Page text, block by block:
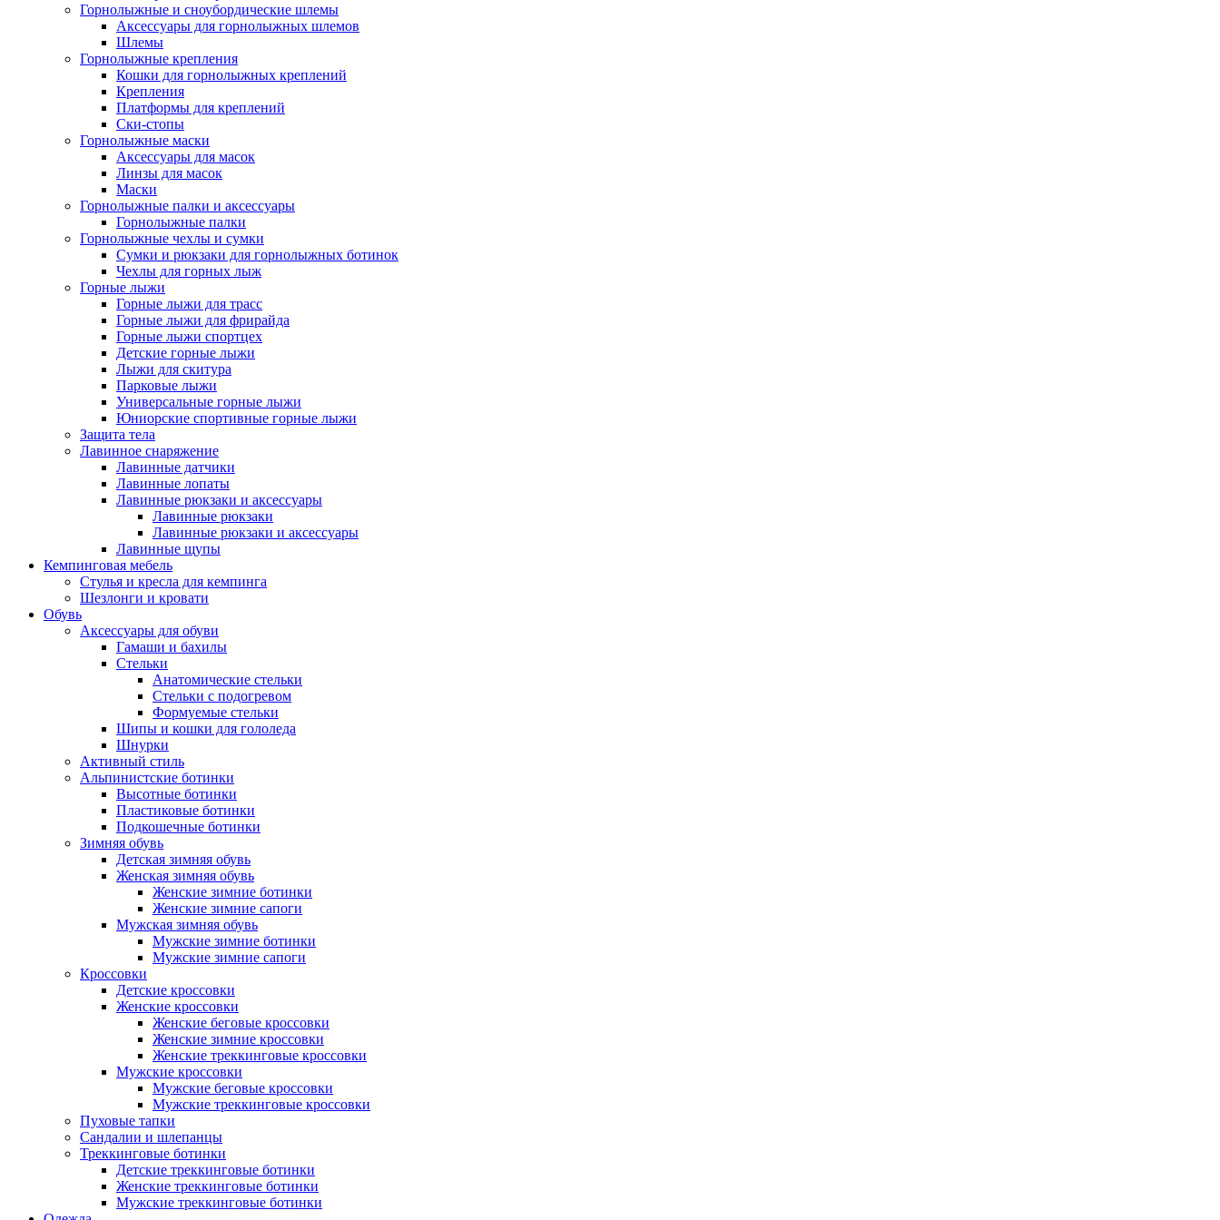
Горнолыжные и сноубордические шлемы
Аксессуары для горнолыжных шлемов
Шлемы
Горнолыжные крепления
Кошки для горнолыжных креплений
Крепления
Платформы для креплений
Ски-стопы
Горнолыжные маски
Аксессуары для масок
Линзы для масок
Маски
Горнолыжные палки и аксессуары
Горнолыжные палки
Горнолыжные чехлы и сумки
Сумки и рюкзаки для горнолыжных ботинок
Чехлы для горных лыж
Горные лыжи
Горные лыжи для трасс
Горные лыжи для фрирайда
Горные лыжи спортцех
Детские горные лыжи
Лыжи для скитура
Парковые лыжи
Универсальные горные лыжи
Юниорские спортивные горные лыжи
Защита тела
Лавинное снаряжение
Лавинные датчики
Лавинные лопаты
Лавинные рюкзаки и аксессуары
Лавинные рюкзаки
Лавинные рюкзаки и аксессуары
Лавинные щупы
Кемпинговая мебель
Стулья и кресла для кемпинга
Шезлонги и кровати
Обувь
Аксессуары для обуви
Гамаши и бахилы
Стельки
Анатомические стельки
Стельки с подогревом
Формуемые стельки
Шипы и кошки для гололеда
Шнурки
Активный стиль
Альпинистские ботинки
Высотные ботинки
Пластиковые ботинки
Подкошечные ботинки
Зимняя обувь
Детская зимняя обувь
Женская зимняя обувь
Женские зимние ботинки
Женские зимние сапоги
Мужская зимняя обувь
Мужские зимние ботинки
Мужские зимние сапоги
Кроссовки
Детские кроссовки
Женские кроссовки
Женские беговые кроссовки
Женские зимние кроссовки
Женские треккинговые кроссовки
Мужские кроссовки
Мужские беговые кроссовки
Мужские треккинговые кроссовки
Пуховые тапки
Сандалии и шлепанцы
Треккинговые ботинки
Детские треккинговые ботинки
Женские треккинговые ботинки
Мужские треккинговые ботинки